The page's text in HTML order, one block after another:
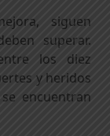
siguen
superar.
los diez
y heridos
encuentran